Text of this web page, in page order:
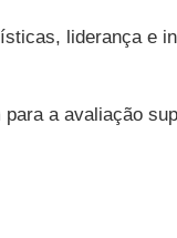
liderança e
a avaliação